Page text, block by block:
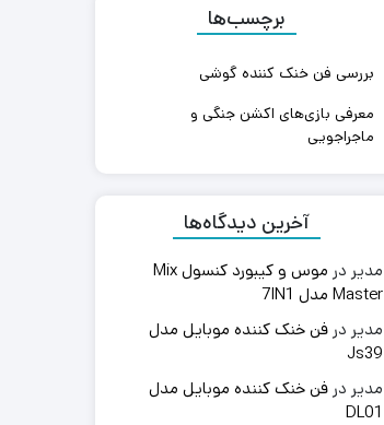
برچسب‌ها
بررسی فن خنک کننده گوشی
معرفی بازی‌های اکشن جنگی و
ماجراجویی
آخرین دیدگاه‌ها
مدیر در
موس و کیبورد کنسول Mix
Master مدل 7IN1
مدیر درفن خنک کننده موبایل مدل
Js39
مدیر درفن خنک کننده موبایل مدل
DL01